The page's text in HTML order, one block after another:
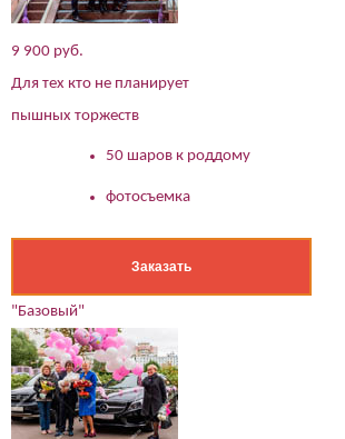
9 900 руб.
Для тех кто не планирует
пышных торжеств
50 шаров к роддому
фотосъемка
Заказать
"Базовый"